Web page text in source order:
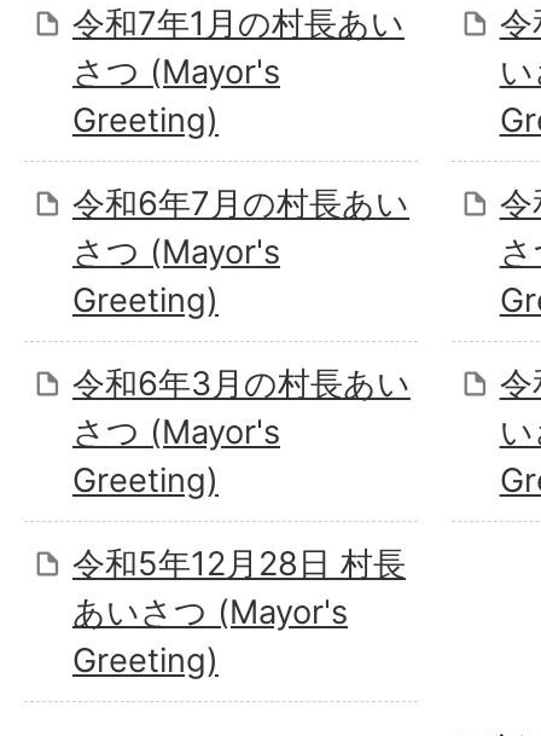
令和7年1月の村長あい
さつ (Mayor's
Greeting)
令
令和6年7月の村長あい
さつ (Mayor's
Greeting)
令
令和6年3月の村長あい
さつ (Mayor's
Greeting)
令
令和5年12月28日 村長
あいさつ (Mayor's
Greeting)